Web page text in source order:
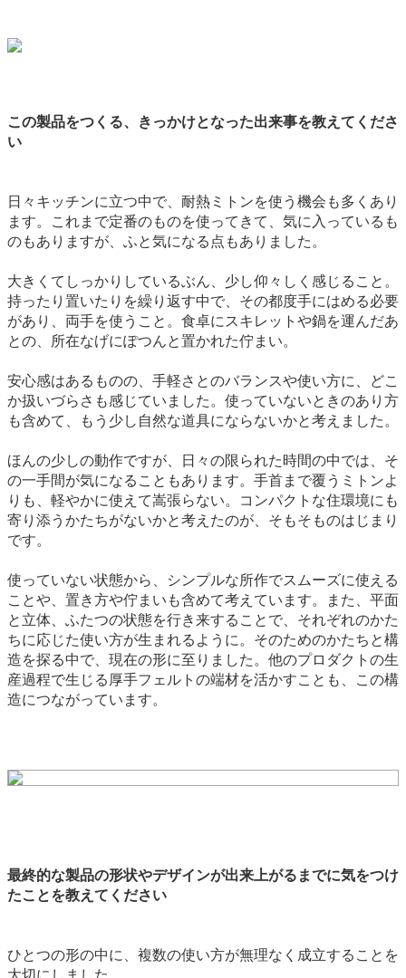
この製品をつくる、きっかけとなった出来事を教えてくださ
い
日々キッチンに立つ中で、耐熱ミトンを使う機会も多くあり
ます。これまで定番のものを使ってきて、気に入っているも
のもありますが、ふと気になる点もありました。
大きくてしっかりしているぶん、少し仰々しく感じること。
持ったり置いたりを繰り返す中で、その都度手にはめる必要
があり、両手を使うこと。食卓にスキレットや鍋を運んだあ
との、所在なげにぽつんと置かれた佇まい。
安心感はあるものの、手軽さとのバランスや使い方に、どこ
か扱いづらさも感じていました。使っていないときのあり方
も含めて、もう少し自然な道具にならないかと考えました。
ほんの少しの動作ですが、日々の限られた時間の中では、そ
の一手間が気になることもあります。手首まで覆うミトンよ
りも、軽やかに使えて嵩張らない。コンパクトな住環境にも
寄り添うかたちがないかと考えたのが、そもそものはじまり
です。
使っていない状態から、シンプルな所作でスムーズに使える
ことや、置き方や佇まいも含めて考えています。また、平面
と立体、ふたつの状態を行き来することで、それぞれのかた
ちに応じた使い方が生まれるように。そのためのかたちと構
造を探る中で、現在の形に至りました。他のプロダクトの生
産過程で生じる厚手フェルトの端材を活かすことも、この構
造につながっています。
最終的な製品の形状やデザインが出来上がるまでに気をつけ
たことを教えてください
ひとつの形の中に、複数の使い方が無理なく成立することを
大切にしました。